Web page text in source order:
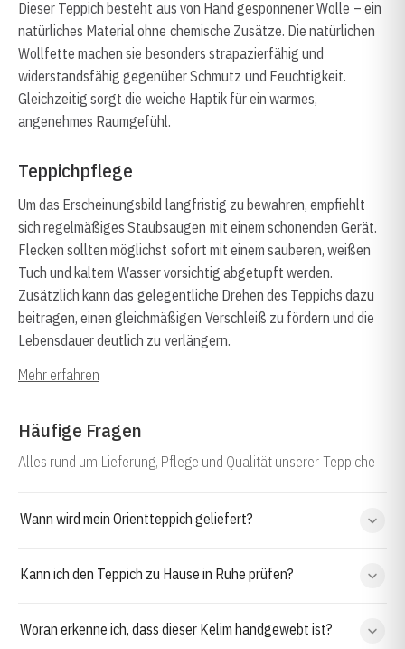
Dieser Teppich besteht aus von Hand gesponnener Wolle – ein
natürliches Material ohne chemische Zusätze. Die natürlichen
Wollfette machen sie besonders strapazierfähig und
widerstandsfähig gegenüber Schmutz und Feuchtigkeit.
Gleichzeitig sorgt die weiche Haptik für ein warmes,
angenehmes Raumgefühl.
Teppichpflege
Um das Erscheinungsbild langfristig zu bewahren, empfiehlt
sich regelmäßiges Staubsaugen mit einem schonenden Gerät.
Flecken sollten möglichst sofort mit einem sauberen, weißen
Tuch und kaltem Wasser vorsichtig abgetupft werden.
Zusätzlich kann das gelegentliche Drehen des Teppichs dazu
beitragen, einen gleichmäßigen Verschleiß zu fördern und die
Lebensdauer deutlich zu verlängern.
Mehr erfahren
Häufige Fragen
Alles rund um Lieferung, Pflege und Qualität unserer Teppiche
Wann wird mein Orientteppich geliefert?
Kann ich den Teppich zu Hause in Ruhe prüfen?
Woran erkenne ich, dass dieser Kelim handgewebt ist?